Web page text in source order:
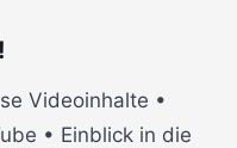
Videoinhalte •
• Einblick in die